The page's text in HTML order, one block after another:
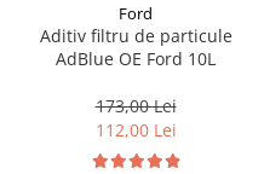
Ford
Aditiv filtru de particule
AdBlue OE Ford 10L
173,00 Lei
112,00 Lei